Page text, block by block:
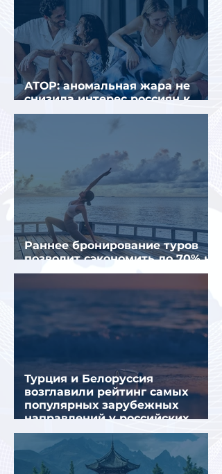
АТОР: аномальная жара не
снизила интерес россиян к
летнему отдыху в Европе
Раннее бронирование туров
позволит сэкономить до 70% на
летнем отдыхе — АТОР
Турция и Белоруссия
возглавили рейтинг самых
популярных зарубежных
направлений у российских
туристов летом